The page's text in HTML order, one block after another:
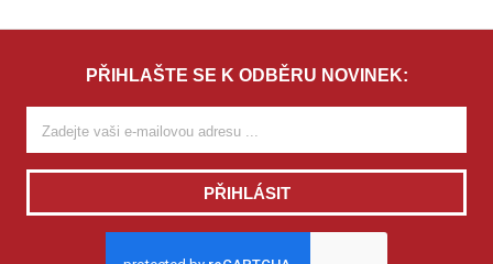
PŘIHLAŠTE SE K ODBĚRU NOVINEK:
PŘIHLÁSIT